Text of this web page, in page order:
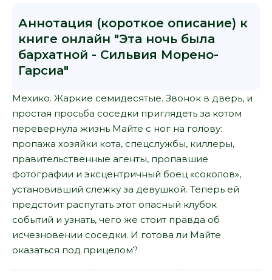
Аннотация (короткое описание) к
книге онлайн "Эта ночь была
бархатной - Сильвия Морено-
Гарсиа"
Мехико. Жаркие семидесятые. Звонок в дверь, и
простая просьба соседки приглядеть за котом
перевернула жизнь Майте с ног на голову:
пропажа хозяйки кота, спецслужбы, киллеры,
правительственные агенты, пропавшие
фотографии и эксцентричный боец «соколов»,
установивший слежку за девушкой. Теперь ей
предстоит распутать этот опасный клубок
событий и узнать, чего же стоит правда об
исчезновении соседки. И готова ли Майте
оказаться под прицелом?